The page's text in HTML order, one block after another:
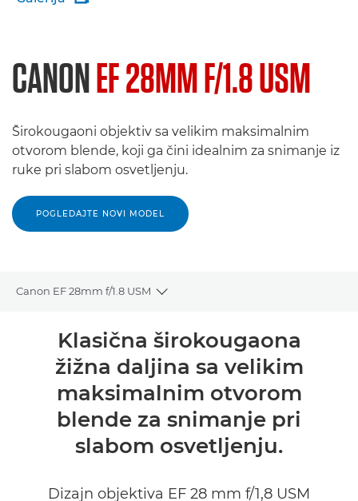
CANONEF 28MM F/1.8 USM
Širokougaoni objektiv sa velikim maksimalnim
otvorom blende, koji ga čini idealnim za snimanje iz
ruke pri slabom osvetljenju.
POGLEDAJTE NOVI MODEL
Canon EF 28mm f/1.8 USM
Toggle breadcrumbs
Specifikacije
Klasična širokougaona
žižna daljina sa velikim
maksimalnim otvorom
blende za snimanje pri
slabom osvetljenju.
Dizajn objektiva EF 28 mm f/1,8 USM